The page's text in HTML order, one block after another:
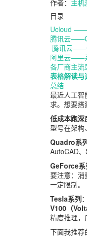
作者： 主机
目录
Ucloud ——
腾讯云
腾讯云
阿里云——
各厂商主流
表格解读与
总结
最近人工智
求。想要搭
低成本跑深
型号在架
Quadro系
AutoCAD
GeForce系
要注意：消
一定限制。
Tesla系列
V100（
精度推理，
下面我推荐